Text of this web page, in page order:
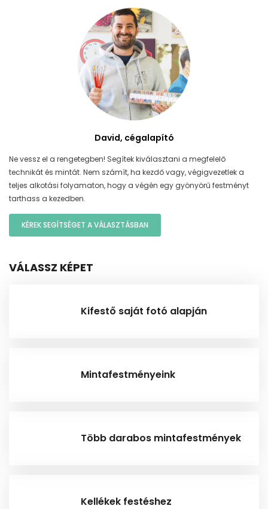
David, cégalapító
Ne vessz el a rengetegben! Segítek kiválasztani a megfelelő
technikát és mintát. Nem számít, ha kezdő vagy, végigvezetlek a
teljes alkotási folyamaton, hogy a végén egy gyönyörű festményt
tarthass a kezedben.
KÉREK SEGÍTSÉGET A VÁLASZTÁSBAN
VÁLASSZ KÉPET
Kifestő saját fotó alapján
Mintafestményeink
Több darabos mintafestmények
Kellékek festéshez